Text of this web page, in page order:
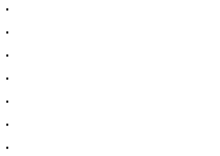
·
·
·
·
·
·
·